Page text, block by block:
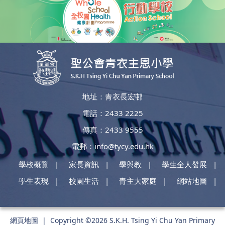
地址：青衣長宏邨
電話：2433 2225
傳真：2433 9555
電郵：info@tycy.edu.hk
學校概覽
家長資訊 學與教
學生全人發展
學生表現
校園生活 青主大家庭 網站地圖
網頁地圖 | Copyright ©2026 S.K.H. Tsing Yi Chu Yan Primary